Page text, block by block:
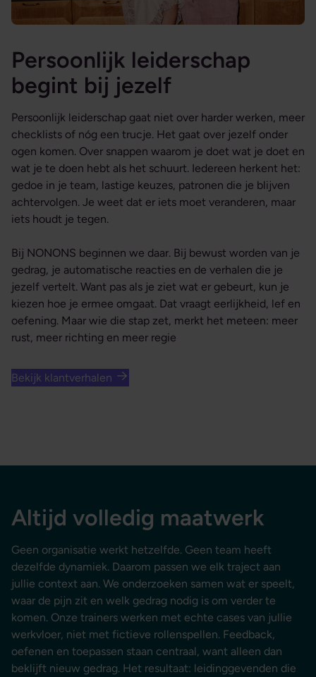
Persoonlijk leiderschap
begint bij jezelf
Persoonlijk leiderschap gaat niet over harder werken, meer
checklists of nóg een trucje. Het gaat over jezelf onder
ogen komen. Over snappen waarom je doet wat je doet en
wat je te doen hebt als het schuurt. Iedereen herkent het:
gedoe in je team, lastige keuzes, patronen die je blijven
achtervolgen. Je weet dat er iets moet veranderen, maar
iets houdt je tegen.
Bij NONONS beginnen we daar. Bij bewust worden van je
gedrag, je automatische reacties en de verhalen die je
jezelf vertelt. Want pas als je ziet wat er gebeurt, kun je
kiezen hoe je ermee omgaat. Dat vraagt eerlijkheid, lef en
oefening. Maar wie die stap zet, merkt het meteen: meer
rust, meer richting en meer regie
Bekijk klantverhalen
Altijd volledig maatwerk
Geen organisatie werkt hetzelfde. Geen team heeft
dezelfde dynamiek. Daarom passen we elk traject aan
jullie context aan. We onderzoeken samen wat er speelt,
waar de pijn zit en welk gedrag nodig is om verder te
komen. Onze trainers werken met echte cases van jullie
werkvloer, niet met fictieve rollenspellen. Feedback,
oefenen en toepassen staan centraal, want alleen dan
beklijft nieuw gedrag. Het resultaat: leidinggevenden die